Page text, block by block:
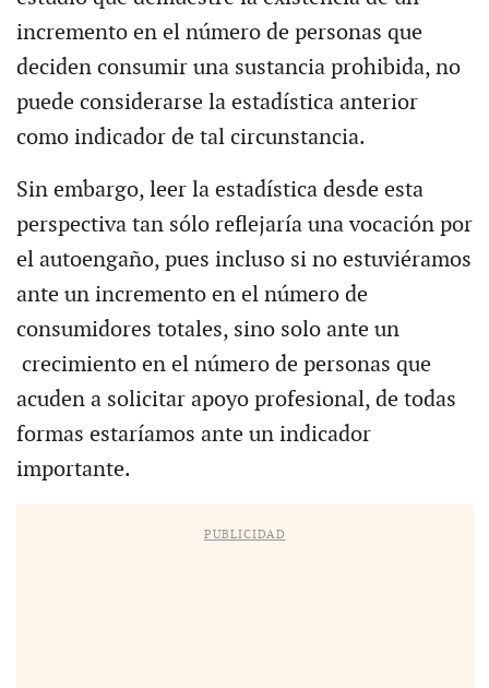
incremento en el número de personas que
deciden consumir una sustancia prohibida, no
puede considerarse la estadística anterior
como indicador de tal circunstancia.
Sin embargo, leer la estadística desde esta
perspectiva tan sólo reflejaría una vocación por
el autoengaño, pues incluso si no estuviéramos
ante un incremento en el número de
consumidores totales, sino solo ante un
crecimiento en el número de personas que
acuden a solicitar apoyo profesional, de todas
formas estaríamos ante un indicador
importante.
PUBLICIDAD